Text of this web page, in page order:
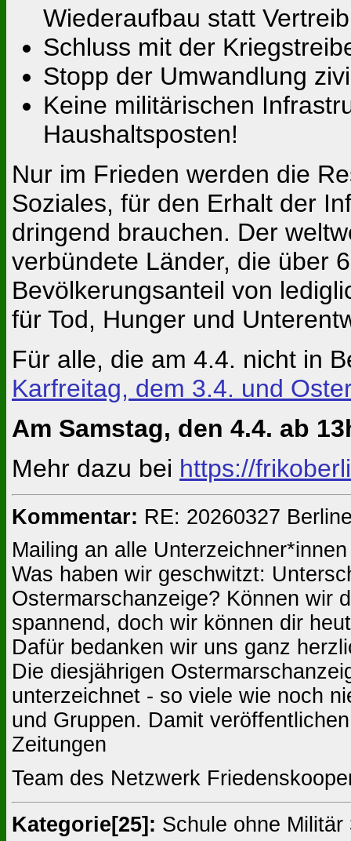
Wiederaufbau statt
Schluss mit der
Stopp der Umwandlung
Keine militärischen
Haushaltsposten!
Nur im Frieden werden die
Soziales, für den Erhalt der
dringend brauchen. Der
verbündete Länder, die über
Bevölkerungsanteil von
für Tod, Hunger und
Für alle, die am 4.4. nicht in
Karfreitag, dem 3.4. und
Am Samstag, den 4.4. ab
Mehr dazu bei https://
Kommentar: RE: 20260327
Mailing an alle
Was haben wir geschwitzt:
Ostermarschanzeige? Können wir
spannend, doch wir können dir
Dafür bedanken wir uns ganz
Die diesjährigen
unterzeichnet - so viele wie noch
und Gruppen. Damit
Zeitungen
Team des Netzwerk
Kategorie[25]: Schule ohne Militär